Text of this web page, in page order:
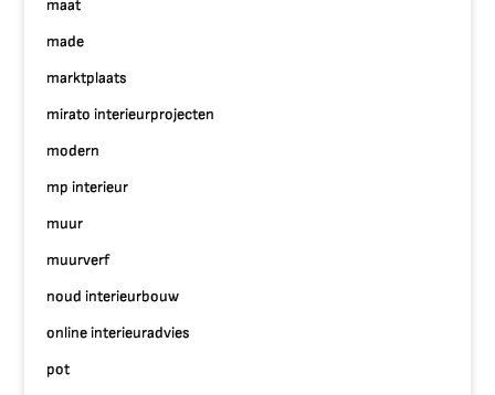
maat
made
marktplaats
mirato interieurprojecten
modern
mp interieur
muur
muurverf
noud interieurbouw
online interieuradvies
pot